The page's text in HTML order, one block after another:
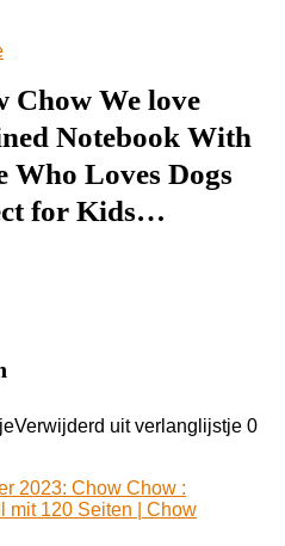
Chow We love
Notebook With
Who Loves Dogs
for Kids…
Verwijderd uit verlanglijstje 0